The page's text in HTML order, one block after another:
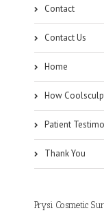
Contact
Contact Us
Home
How
Patient
Thank You
Prysi Cosmetic